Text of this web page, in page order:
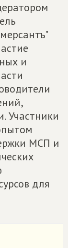
и
Участники
МСП и
для